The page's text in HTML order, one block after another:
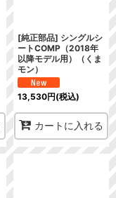
[純正部品] シングルシ
ートCOMP（2018年
以降モデル用）（くま
モン）
13,530円(税込)
カートに入れる